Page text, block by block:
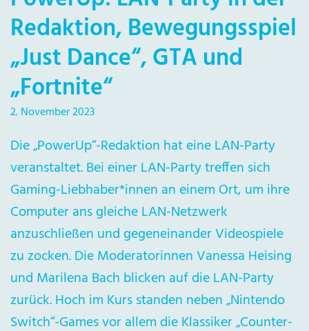
Redaktion, Bewegungsspiel
„Just Dance“, GTA und
„Fortnite“
2. November 2023
Die „PowerUp“-Redaktion hat eine LAN-Party
veranstaltet. Bei einer LAN-Party treffen sich
Gaming-Liebhaber*innen an einem Ort, um ihre
Computer ans gleiche LAN-Netzwerk
anzuschließen und gegeneinander Videospiele
zu zocken. Die Moderatorinnen Vanessa Heising
und Marilena Bach blicken auf die LAN-Party
zurück. Hoch im Kurs standen neben „Nintendo
Switch“-Games vor allem die Klassiker „Counter-